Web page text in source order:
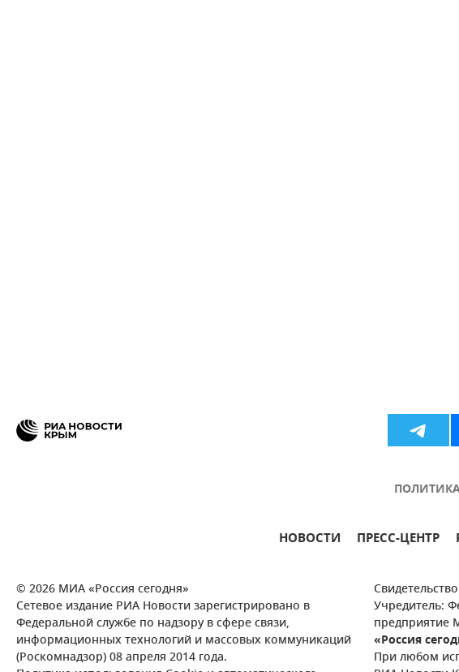
НОВОСТИ ПРЕСС-ЦЕНТР
© 2026 МИА «Россия сегодня»
Сетевое издание РИА Новости зарегистрировано в
Федеральной службе по надзору в сфере связи,
информационных технологий и массовых коммуникаций
(Роскомнадзор) 08 апреля 2014 года.
Учредитель:
предприятие
«Россия
При любом